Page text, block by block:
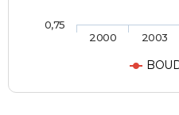
2000 2003
0,75